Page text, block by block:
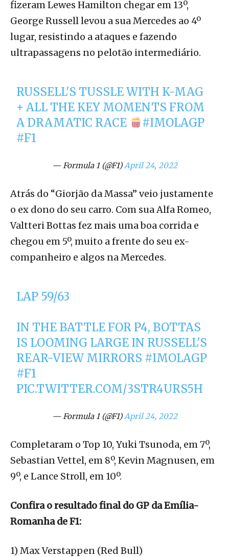
fizeram Lewes Hamilton chegar em 13º,
George Russell levou a sua Mercedes ao 4º
lugar, resistindo a ataques e fazendo
ultrapassagens no pelotão intermediário.
RUSSELL'S TUSSLE WITH K-MAG
+ ALL THE KEY MOMENTS FROM
A DRAMATIC RACE
#IMOLAGP
#F1
— Formula 1 (@F1)April 24, 2022
Atrás do “Giorjão da Massa” veio justamente
o ex dono do seu carro. Com sua Alfa Romeo,
Valtteri Bottas fez mais uma boa corrida e
chegou em 5º, muito a frente do seu ex-
companheiro e algos na Mercedes.
LAP 59/63
IN THE BATTLE FOR P4, BOTTAS
IS LOOMING LARGE IN RUSSELL'S
REAR-VIEW MIRRORS #IMOLAGP
#F1
PIC.TWITTER.COM/3STR4URS5H
— Formula 1 (@F1)April 24, 2022
Completaram o Top 10, Yuki Tsunoda, em 7º,
Sebastian Vettel, em 8º, Kevin Magnusen, em
9º, e Lance Stroll, em 10º.
Confira o resultado final do GP da Emília-
Romanha de F1:
1) Max Verstappen (Red Bull)